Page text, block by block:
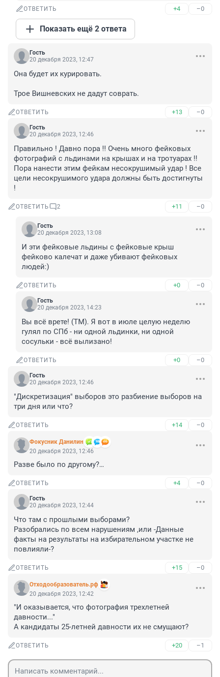
ОТВЕТИТЬ +4 –0
Показать ещё 2 ответа
Гость
20 декабря 2023, 12:47
Она будет их курировать.
Трое Вишневских не дадут соврать.
ОТВЕТИТЬ +13 –0
Гость
20 декабря 2023, 12:46
Правильно ! Давно пора !! Очень много фейковых
фотографий с льдинами на крышах и на тротуарах !!
Пора нанести этим фейкам несокрушимый удар ! Все
цели несокрушимого удара должны быть достигнуты
!
ОТВЕТИТЬ 2 +11 –0
Гость
20 декабря 2023, 13:08
И эти фейковые льдины с фейковые крыш
фейково калечат и даже убивают фейковых
людей:)
ОТВЕТИТЬ +0 –0
Гость
20 декабря 2023, 14:23
Вы всё врете! (ТМ). Я вот в июле целую неделю
гулял по СПб - ни одной льдинки, ни одной
сосульки - всё вылизано!
ОТВЕТИТЬ +0 –0
Гость
20 декабря 2023, 12:46
"Дискретизация" выборов это разбиение выборов на
три дня или что?
ОТВЕТИТЬ +14 –0
Фокусник Данилин
20 декабря 2023, 12:46
Разве было по другому?…
ОТВЕТИТЬ +4 –0
Гость
20 декабря 2023, 12:44
Что там с прошлыми выборами?
Разобрались по всем нарушениям ,или -Данные
факты на результаты на избирательном участке не
повлияли-?
ОТВЕТИТЬ +15 –0
Отходообразователь.рф
20 декабря 2023, 12:42
"И оказывается, что фотография трехлетней
давности..."
А кандидаты 25-летней давности их не смущают?
ОТВЕТИТЬ +20 –1